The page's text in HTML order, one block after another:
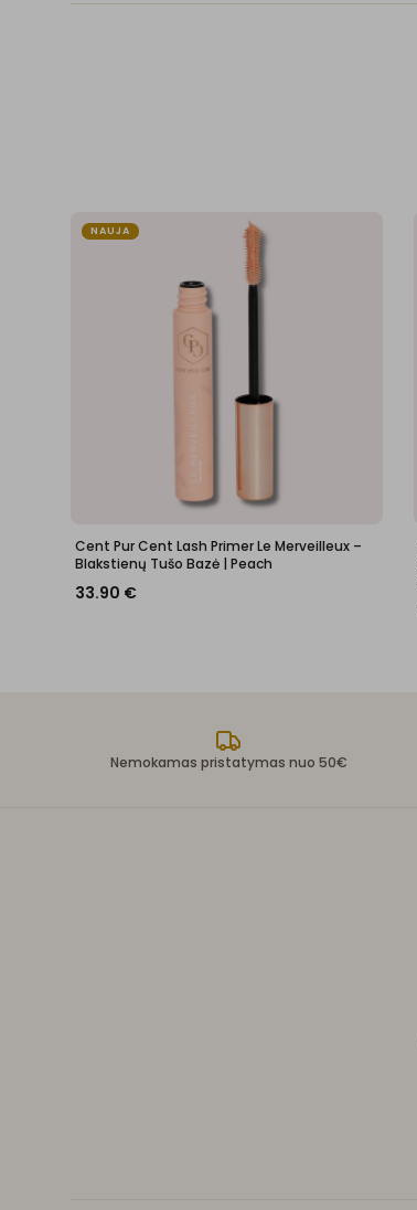
NAUJA
Cent Pur Cent Lash Primer Le Merveilleux –
Blakstienų Tušo Bazė | Peach
33.90 €
Nemokamas pristatymas nuo 50€